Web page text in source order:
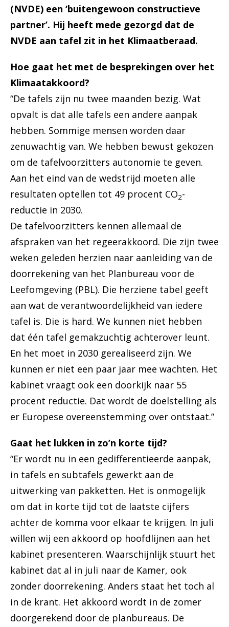
(NVDE) een ‘buitengewoon constructieve
partner’. Hij heeft mede gezorgd dat de
NVDE aan tafel zit in het Klimaatberaad.
Hoe gaat het met de besprekingen over het
Klimaatakkoord?
“De tafels zijn nu twee maanden bezig. Wat
opvalt is dat alle tafels een andere aanpak
hebben. Sommige mensen worden daar
zenuwachtig van. We hebben bewust gekozen
om de tafelvoorzitters autonomie te geven.
Aan het eind van de wedstrijd moeten alle
resultaten optellen tot 49 procent CO2-
reductie in 2030.
De tafelvoorzitters kennen allemaal de
afspraken van het regeerakkoord. Die zijn twee
weken geleden herzien naar aanleiding van de
doorrekening van het Planbureau voor de
Leefomgeving (PBL). Die herziene tabel geeft
aan wat de verantwoordelijkheid van iedere
tafel is. Die is hard. We kunnen niet hebben
dat één tafel gemakzuchtig achterover leunt.
En het moet in 2030 gerealiseerd zijn. We
kunnen er niet een paar jaar mee wachten. Het
kabinet vraagt ook een doorkijk naar 55
procent reductie. Dat wordt de doelstelling als
er Europese overeenstemming over ontstaat.”
Gaat het lukken in zo’n korte tijd?
“Er wordt nu in een gedifferentieerde aanpak,
in tafels en subtafels gewerkt aan de
uitwerking van pakketten. Het is onmogelijk
om dat in korte tijd tot de laatste cijfers
achter de komma voor elkaar te krijgen. In juli
willen wij een akkoord op hoofdlijnen aan het
kabinet presenteren. Waarschijnlijk stuurt het
kabinet dat al in juli naar de Kamer, ook
zonder doorrekening. Anders staat het toch al
in de krant. Het akkoord wordt in de zomer
doorgerekend door de planbureaus. De